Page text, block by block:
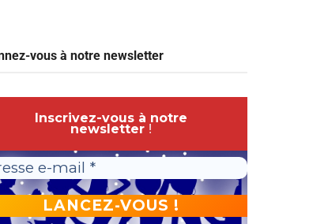
vous à notre newsletter
Inscrivez-vous à notre
newsletter !